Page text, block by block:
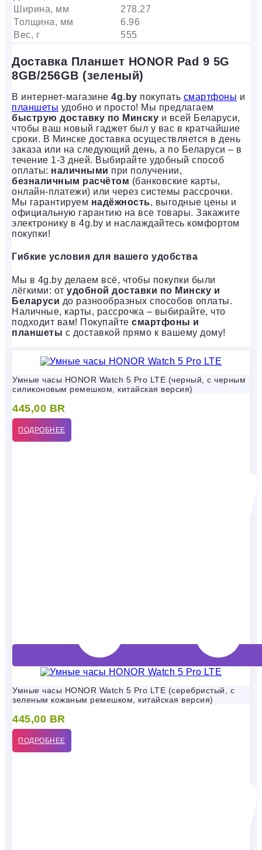
Ширина, мм
278.27
Толщина, мм
6.96
Вес, г
555
Доставка Планшет HONOR Pad 9 5G
8GB/256GB (зеленый)
В интернет-магазине 4g.by покупать смартфоны и
планшеты удобно и просто! Мы предлагаем
быструю доставку по Минску и всей Беларуси,
чтобы ваш новый гаджет был у вас в кратчайшие
сроки. В Минске доставка осуществляется в день
заказа или на следующий день, а по Беларуси – в
течение 1-3 дней. Выбирайте удобный способ
оплаты: наличными при получении,
безналичным расчётом (банковские карты,
онлайн-платежи) или через системы рассрочки.
Мы гарантируем надёжность, выгодные цены и
официальную гарантию на все товары. Закажите
электронику в 4g.by и наслаждайтесь комфортом
покупки!
Гибкие условия для вашего удобства
Мы в 4g.by делаем всё, чтобы покупки были
лёгкими: от удобной доставки по Минску и
Беларуси до разнообразных способов оплаты.
Наличные, карты, рассрочка – выбирайте, что
подходит вам! Покупайте смартфоны и
планшеты с доставкой прямо к вашему дому!
Умные часы HONOR Watch 5 Pro LTE (черный, с черным
силиконовым ремешком, китайская версия)
445,00 BR
ПОДРОБНЕЕ
Умные часы HONOR Watch 5 Pro LTE (серебристый, с
зеленым кожаным ремешком, китайская версия)
445,00 BR
ПОДРОБНЕЕ